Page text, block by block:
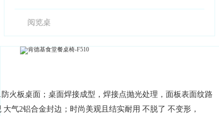
阅览桌
火板桌面；桌面焊接成型，焊接点抛光处理，面板表面纹路
气2铝合金封边；时尚美观且结实耐用 不脱了 不变形，